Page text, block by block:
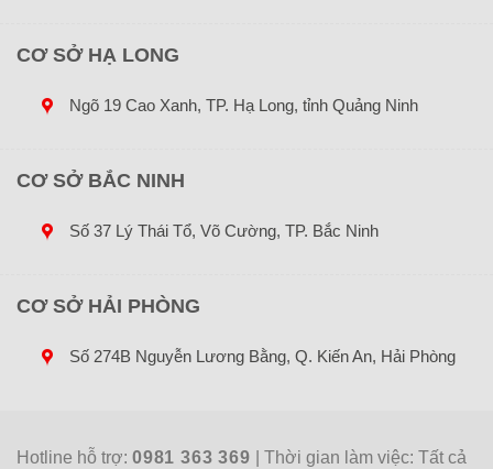
CƠ SỞ HẠ LONG
Ngõ 19 Cao Xanh, TP. Hạ Long, tỉnh Quảng Ninh
CƠ SỞ BẮC NINH
Số 37 Lý Thái Tổ, Võ Cường, TP. Bắc Ninh
CƠ SỞ HẢI PHÒNG
Số 274B Nguyễn Lương Bằng, Q. Kiến An, Hải Phòng
Hotline hỗ trợ: 0981 363 369 | Thời gian làm việc: Tất cả